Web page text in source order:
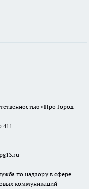
«Про Город
по надзору в сфере
коммуникаций